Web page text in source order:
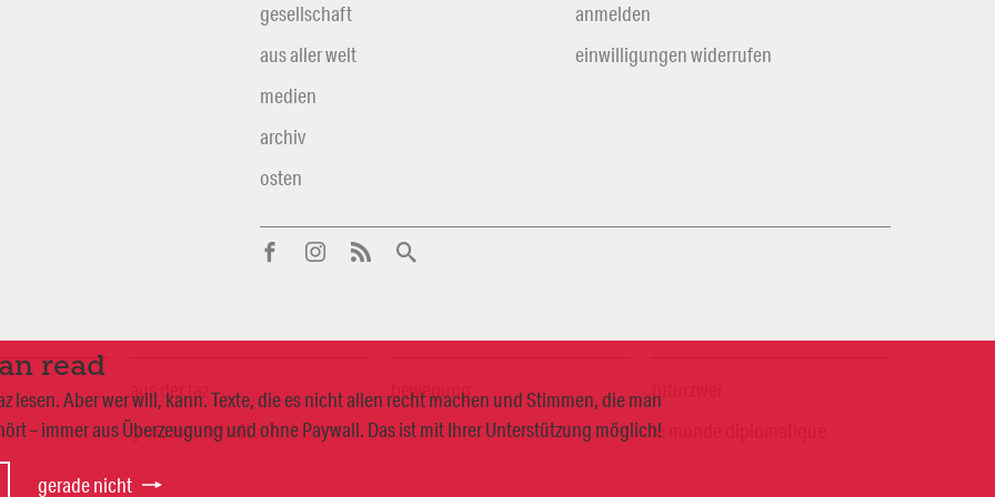
read
lesen. Aber wer will, kann. Texte, die es nicht allen recht machen und Stimmen, die man
– immer aus Überzeugung und ohne Paywall. Das ist mit Ihrer Unterstützung möglich!
gerade nicht
gesellschaft
aus aller welt
medien
archiv
osten
anmelden
einwilligungen widerrufen
aus der taz
genossenschaft
bewegung
le monde diplomatique